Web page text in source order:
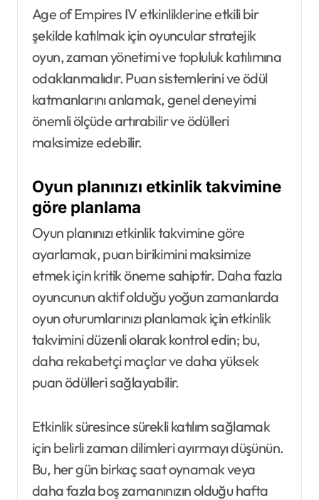
Age of Empires IV etkinliklerine etkili bir
şekilde katılmak için oyuncular stratejik
oyun, zaman yönetimi ve topluluk katılımına
odaklanmalıdır. Puan sistemlerini ve ödül
katmanlarını anlamak, genel deneyimi
önemli ölçüde artırabilir ve ödülleri
maksimize edebilir.
Oyun planınızı etkinlik takvimine
göre planlama
Oyun planınızı etkinlik takvimine göre
ayarlamak, puan birikimini maksimize
etmek için kritik öneme sahiptir. Daha fazla
oyuncunun aktif olduğu yoğun zamanlarda
oyun oturumlarınızı planlamak için etkinlik
takvimini düzenli olarak kontrol edin; bu,
daha rekabetçi maçlar ve daha yüksek
puan ödülleri sağlayabilir.
Etkinlik süresince sürekli katılım sağlamak
için belirli zaman dilimleri ayırmayı düşünün.
Bu, her gün birkaç saat oynamak veya
daha fazla boş zamanınızın olduğu hafta